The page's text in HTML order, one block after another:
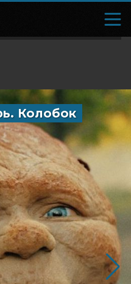
Колобок
«Зло
18+
2026,